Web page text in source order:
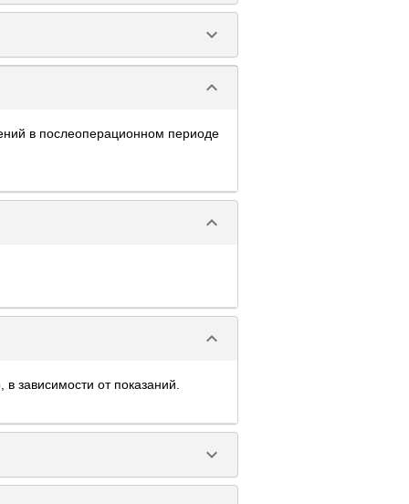
keyboard_arrow_down
keyboard_arrow_down
в послеоперационном периоде
keyboard_arrow_down
keyboard_arrow_down
зависимости от показаний.
keyboard_arrow_down